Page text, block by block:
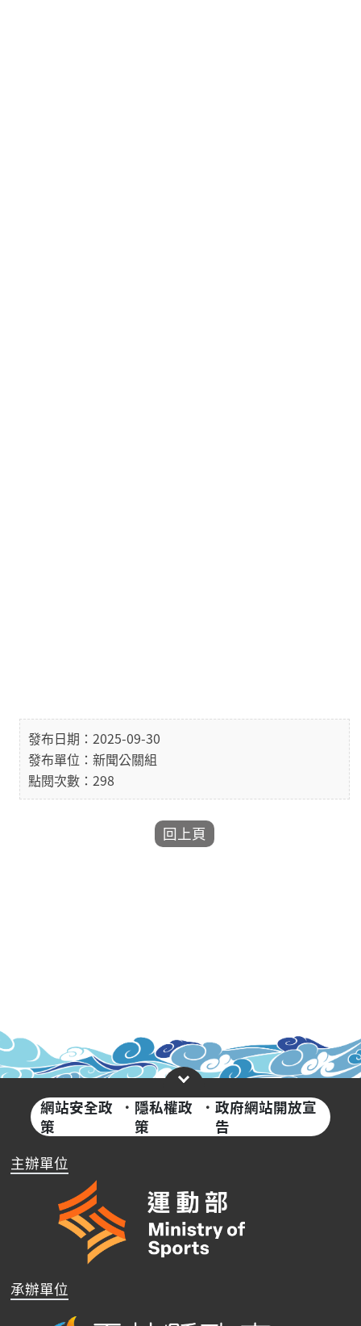
發布日期：2025-09-30
發布單位：新聞公關組
點閱次數：298
網站安全政
策
· 隱私權政
策
· 政府網站開放宣
告
主辦單位
承辦單位